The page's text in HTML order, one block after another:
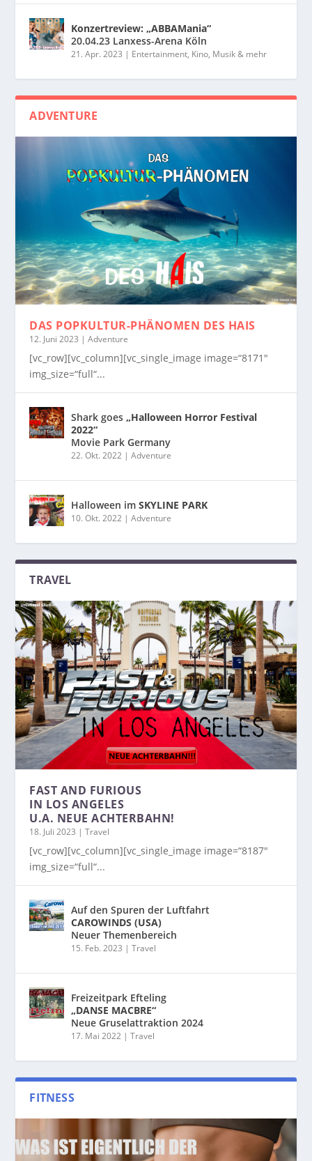
Konzertreview: „ABBAMania“
20.04.23 Lanxess-Arena Köln
21. Apr. 2023 | Entertainment, Kino, Musik & mehr
ADVENTURE
DAS POPKULTUR-PHÄNOMEN DES HAIS
12. Juni 2023 |Adventure
[vc_row][vc_column][vc_single_image image=“8171″
img_size=“full“...
Shark goes„Halloween Horror Festival
2022“
Movie Park Germany
22. Okt. 2022 |Adventure
Halloween imSKYLINE PARK
10. Okt. 2022 |Adventure
TRAVEL
FAST AND FURIOUS
IN LOS ANGELES
U.A. NEUE ACHTERBAHN!
18. Juli 2023 |Travel
[vc_row][vc_column][vc_single_image image=“8187″
img_size=“full“...
Auf den Spuren der Luftfahrt
CAROWINDS (USA)
Neuer Themenbereich
15. Feb. 2023 |Travel
Freizeitpark Efteling
„DANSE MACBRE“
Neue Gruselattraktion 2024
17. Mai 2022 |Travel
FITNESS